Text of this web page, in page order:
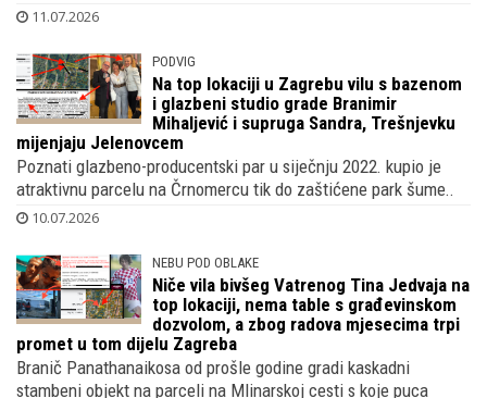
11.07.2026
PODVIG
Na top lokaciji u Zagrebu vilu s bazenom
i glazbeni studio grade Branimir
Mihaljević i supruga Sandra, Trešnjevku
mijenjaju Jelenovcem
Poznati glazbeno-producentski par u siječnju 2022. kupio je
atraktivnu parcelu na Črnomercu tik do zaštićene park šume..
10.07.2026
NEBU POD OBLAKE
Niče vila bivšeg Vatrenog Tina Jedvaja na
top lokaciji, nema table s građevinskom
dozvolom, a zbog radova mjesecima trpi
promet u tom dijelu Zagreba
Branič Panathanaikosa od prošle godine gradi kaskadni
stambeni objekt na parceli na Mlinarskoj cesti s koje puca